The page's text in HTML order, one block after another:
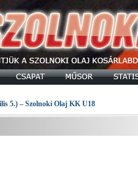
5.) – Szolnoki Olaj KK U18